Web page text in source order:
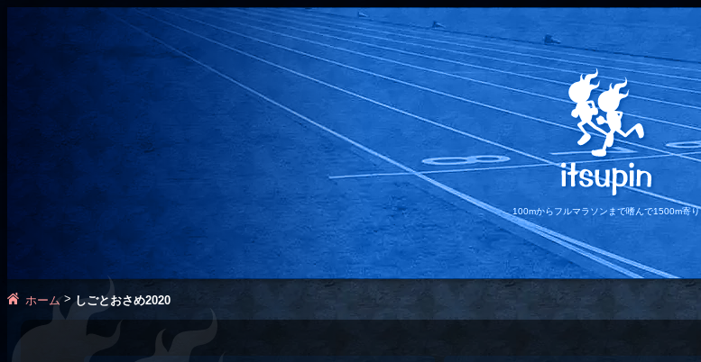
100mからフルマラソンまで嗜んで1500m寄り
ホーム> しごとおさめ2020